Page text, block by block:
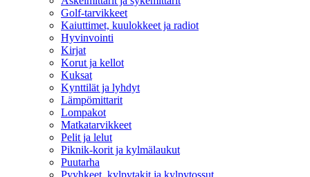
Golf-tarvikkeet
Kaiuttimet, kuulokkeet ja radiot
Hyvinvointi
Kirjat
Korut ja kellot
Kuksat
Kynttilät ja lyhdyt
Lämpömittarit
Lompakot
Matkatarvikkeet
Pelit ja lelut
Piknik-korit ja kylmälaukut
Puutarha
Pyyhkeet, kylpytakit ja kylpytossut